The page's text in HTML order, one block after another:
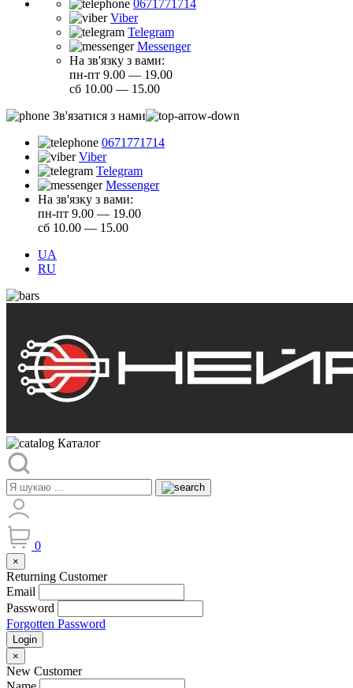
0671771714
Viber
Telegram
Messenger
На зв'язку з вами:
пн-пт 9.00 — 19.00
сб 10.00 — 15.00
Зв'язатися з нами
0671771714
Viber
Telegram
Messenger
На зв'язку з вами:
пн-пт 9.00 — 19.00
сб 10.00 — 15.00
UA
RU
Каталог
0
×
Returning Customer
Email
Password
Forgotten Password
Login
×
New Customer